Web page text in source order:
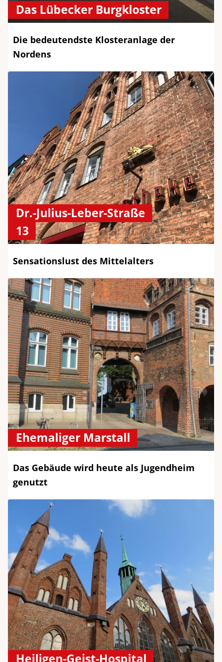
Das Lübecker Burgkloster
Die bedeutendste Klosteranlage der
Nordens
Dr.-Julius-Leber-Straße
13
Sensationslust des Mittelalters
Ehemaliger Marstall
Das Gebäude wird heute als Jugendheim
genutzt